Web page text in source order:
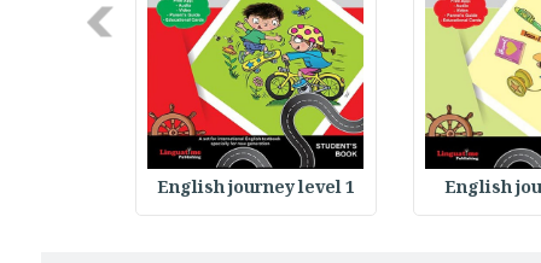
English
English journey level 1
Next